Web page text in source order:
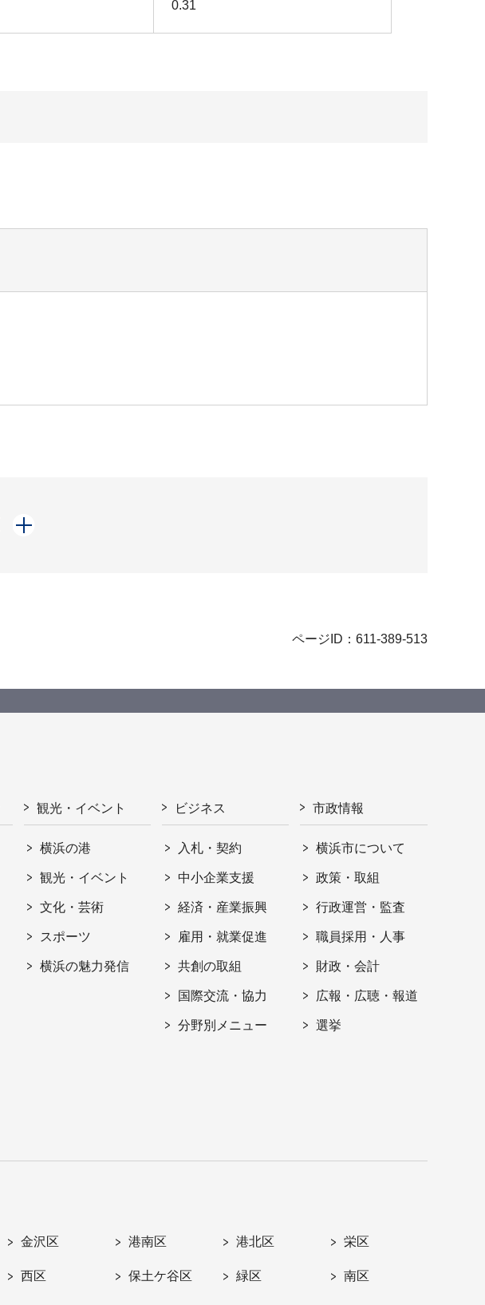
0.31
ページID：611-389-513
観光・イベント
横浜の港
観光・イベント
文化・芸術
スポーツ
横浜の魅力発信
ビジネス
入札・契約
中小企業支援
経済・産業振興
雇用・就業促進
共創の取組
国際交流・協力
分野別メニュー
市政情報
横浜市について
政策・取組
行政運営・監査
職員採用・人事
財政・会計
広報・広聴・報道
選挙
金沢区 港南区 港北区 栄区
西区 保土ケ谷区 緑区 南区